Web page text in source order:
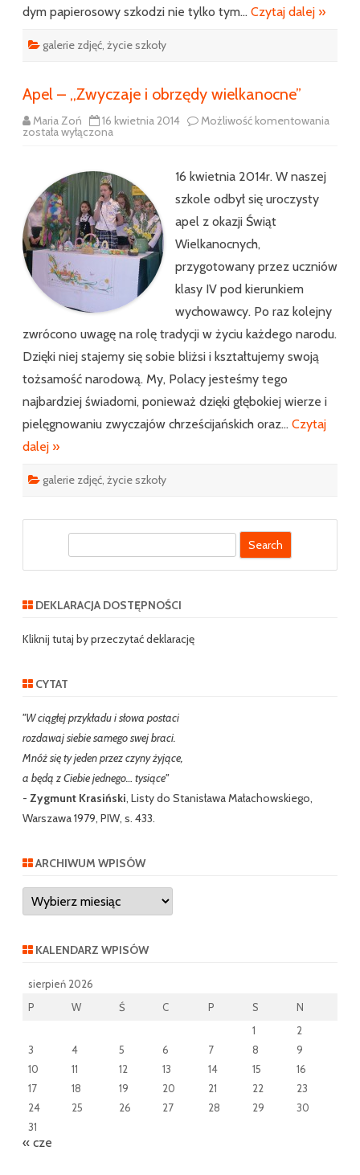
dym papierosowy szkodzi nie tylko tym… Czytaj dalej »
galerie zdjęć życie szkoły
Apel – ,,Zwyczaje i obrzędy wielkanocne”
Maria Zoń 16 kwietnia 2014 Możliwość komentowania
została wyłączona
16 kwietnia 2014r. W naszej
szkole odbył się uroczysty
apel z okazji Świąt
Wielkanocnych,
przygotowany przez uczniów
klasy IV pod kierunkiem
wychowawcy. Po raz kolejny
zwrócono uwagę na rolę tradycji w życiu każdego narodu.
Dzięki niej stajemy się sobie bliżsi i kształtujemy swoją
tożsamość narodową. My, Polacy jesteśmy tego
najbardziej świadomi, ponieważ dzięki głębokiej wierze i
pielęgnowaniu zwyczajów chrześcijańskich oraz… Czytaj
dalej »
galerie zdjęć życie szkoły
r
h
DEKLARACJA DOSTĘPNOŚCI
Kliknij tutaj by przeczytać deklarację
CYTAT
"W ciągłej przykładu i słowa postaci
rozdawaj siebie samego swej braci.
Mnóż się ty jeden przez czyny żyjące,
a będą z Ciebie jednego… tysiące"
- Zygmunt Krasiński, Listy do Stanisława Małachowskiego,
Warszawa 1979, PIW, s. 433.
ARCHIWUM WPISÓW
Archiwum
wpisów
KALENDARZ WPISÓW
sierpień 2026
P
W Ś C P S
N
1
2
3
4 5 6 7 8
9
10
11 12 13 14 15
16
17
18 19 20 21 22
23
24
25 26 27 28 29
30
31
« cze